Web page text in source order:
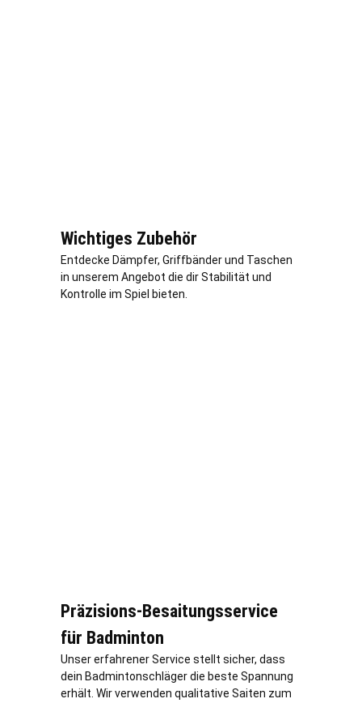
Wichtiges Zubehör
Entdecke Dämpfer, Griffbänder und Taschen
in unserem Angebot die dir Stabilität und
Kontrolle im Spiel bieten.
Präzisions-Besaitungsservice
für Badminton
Unser erfahrener Service stellt sicher, dass
dein Badmintonschläger die beste Spannung
erhält. Wir verwenden qualitative Saiten zum